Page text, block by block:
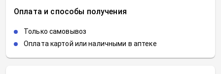
Оплата и способы получения
Только самовывоз
Оплата картой или наличными в аптеке